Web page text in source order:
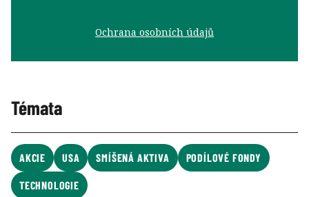
Ochrana osobních údajů
Témata
AKCIE USA SMÍŠENÁ AKTIVA PODÍLOVÉ FONDY
TECHNOLOGIE